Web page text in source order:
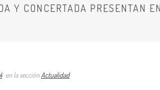
Y CONCERTADA PRESENTAN
en la sección Actualidad